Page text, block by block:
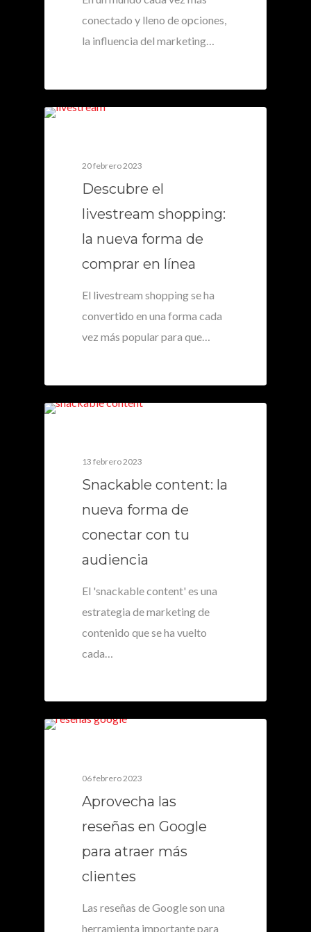
conectado y lleno de opciones,
la influencia del marketing…
20 febrero 2023
Descubre el
livestream shopping:
la nueva forma de
comprar en línea
El livestream shopping se ha
convertido en una forma cada
vez más popular para que…
13 febrero 2023
Snackable content: la
nueva forma de
conectar con tu
audiencia
El 'snackable content' es una
estrategia de marketing de
contenido que se ha vuelto
cada…
06 febrero 2023
Aprovecha las
reseñas en Google
para atraer más
clientes
Las reseñas de Google son una
herramienta importante para